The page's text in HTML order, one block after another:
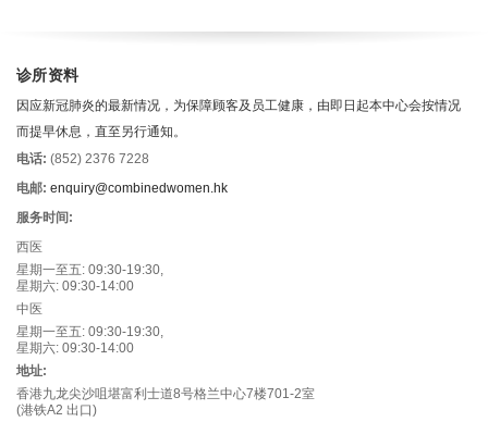
诊所资料
因应新冠肺炎的最新情况，为保障顾客及员工健康，由即日起本中心会按情况
而提早休息，直至另行通知。
电话: (852) 2376 7228
电邮: enquiry@combinedwomen.hk
服务时间:
西医
星期一至五: 09:30-19:30,
星期六: 09:30-14:00
中医
星期一至五: 09:30-19:30,
星期六: 09:30-14:00
地址:
香港九龙尖沙咀堪富利士道8号格兰中心7楼701-2室
(港铁A2 出口)